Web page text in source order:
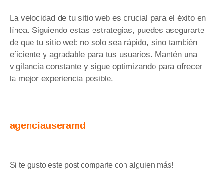
La velocidad de tu sitio web es crucial para el éxito en
línea. Siguiendo estas estrategias, puedes asegurarte
de que tu sitio web no solo sea rápido, sino también
eficiente y agradable para tus usuarios. Mantén una
vigilancia constante y sigue optimizando para ofrecer
la mejor experiencia posible.
agenciauseramd
Si te gusto este post comparte con alguien más!